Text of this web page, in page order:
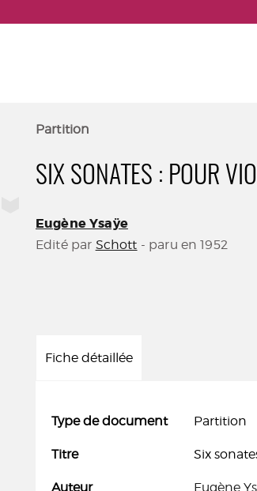
Partition
SIX SONATES : POUR
Eugène Ysaÿe
Edité par Schott - paru en 1952
Fiche détaillée
Type de document Partition
Titre Six
Auteur Eugène